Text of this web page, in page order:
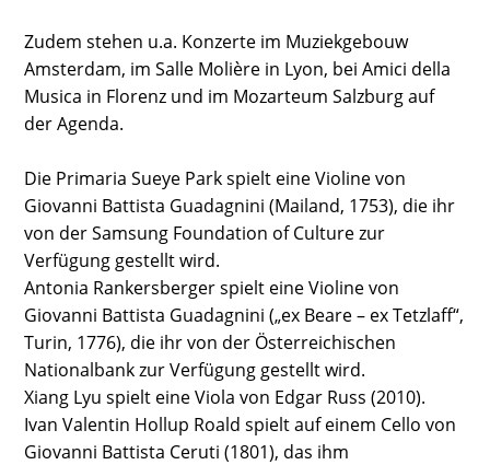
Zudem stehen u.a. Konzerte im Muziekgebouw
Amsterdam, im Salle Molière in Lyon, bei Amici della
Musica in Florenz und im Mozarteum Salzburg auf
der Agenda.
Die Primaria Sueye Park spielt eine Violine von
Giovanni Battista Guadagnini (Mailand, 1753), die ihr
von der Samsung Foundation of Culture zur
Verfügung gestellt wird.
Antonia Rankersberger spielt eine Violine von
Giovanni Battista Guadagnini („ex Beare – ex Tetzlaff“,
Turin, 1776), die ihr von der Österreichischen
Nationalbank zur Verfügung gestellt wird.
Xiang Lyu spielt eine Viola von Edgar Russ (2010).
Ivan Valentin Hollup Roald spielt auf einem Cello von
Giovanni Battista Ceruti (1801), das ihm